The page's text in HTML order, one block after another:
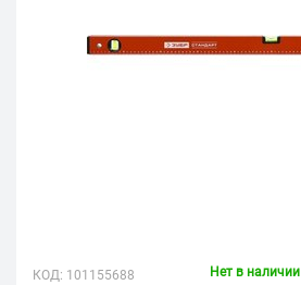
КОД: 101155688 Нет в наличии